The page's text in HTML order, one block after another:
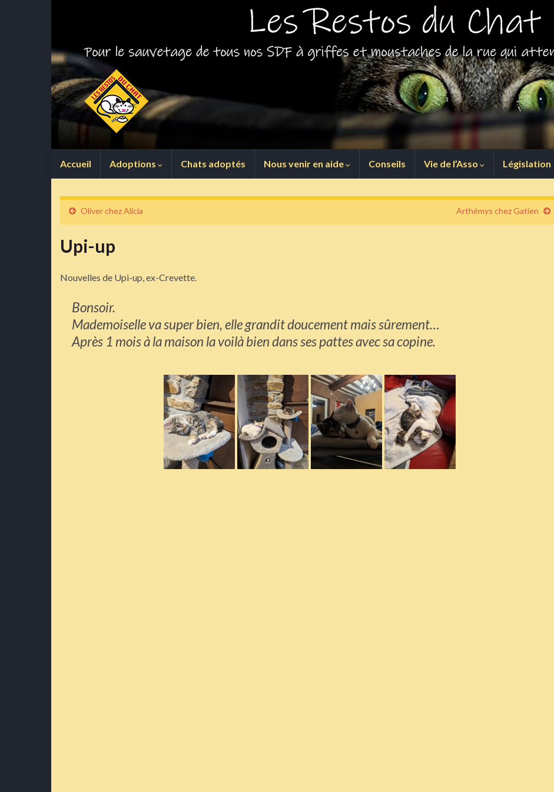
Accueil Adoptions Chats adoptés Nous venir en aide Conseils Vie de l’Asso Législation
Oliver chez Alicia Arthémys chez Gatien
Upi-up
Nouvelles de Upi-up, ex-Crevette.
Bonsoir.
Mademoiselle va super bien, elle grandit doucement mais sûrement…
Après 1 mois à la maison la voilà bien dans ses pattes avec sa copine.